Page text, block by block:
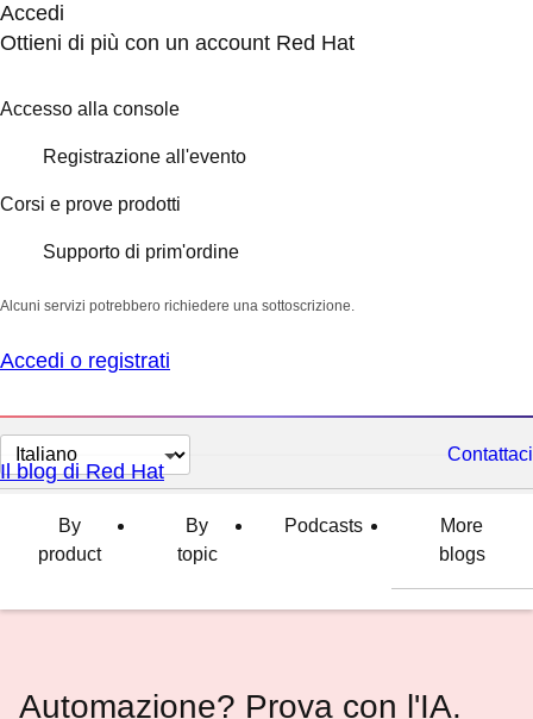
Accedi
Ottieni di più con un account Red Hat
Accesso alla console
Registrazione all'evento
Corsi e prove prodotti
Supporto di prim'ordine
Alcuni servizi potrebbero richiedere una sottoscrizione.
Accedi o registrati
Cambia
lingua
Contattaci
Il blog di Red Hat
By
product
By
topic
Podcasts
More
blogs
Automazione? Prova con l'IA.